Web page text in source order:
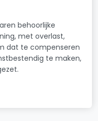
behoorlijke
met overlast,
dat te compenseren
te maken,